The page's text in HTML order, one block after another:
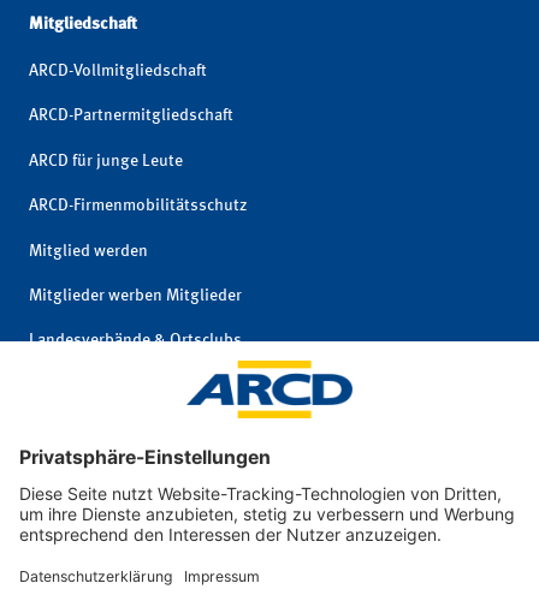
Mitgliedschaft
ARCD-Vollmitgliedschaft
ARCD-Partnermitgliedschaft
ARCD für junge Leute
ARCD-Firmenmobilitätsschutz
Mitglied werden
Mitglieder werben Mitglieder
Landesverbände & Ortsclubs
Mitgliedschaft kündigen